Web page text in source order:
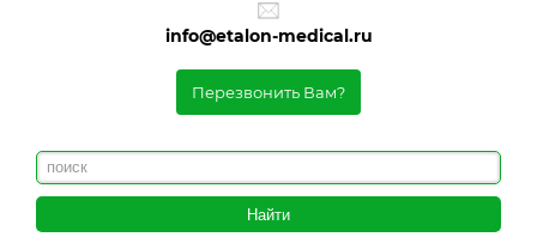
info@etalon-medical.ru
Перезвонить Вам?